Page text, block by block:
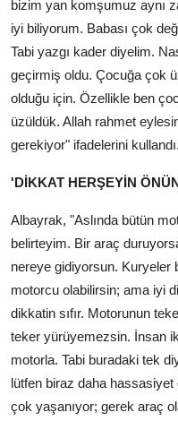
bizim yan komşumuz aynı
iyi biliyorum. Babası çok
Tabi yazgı kader diyelim.
geçirmiş oldu. Çocuğa çok
olduğu için. Özellikle ben
üzüldük. Allah rahmet
gerekiyor" ifadelerini kullandı.
'DİKKAT HERŞEYİN
Albayrak, "Aslında bütün
belirteyim. Bir araç
nereye gidiyorsun. Kuryeler
motorcu olabilirsin; ama iyi
dikkatin sıfır. Motorunun
teker yürüyemezsin. İnsan
motorla. Tabi buradaki tek
lütfen biraz daha
çok yaşanıyor; gerek araç